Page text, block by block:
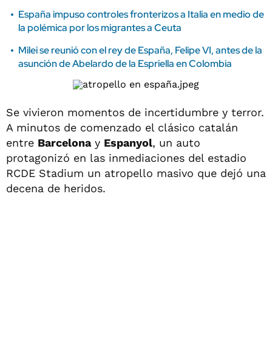
España impuso controles fronterizos a Italia en medio de
la polémica por los migrantes a Ceuta
Milei se reunió con el rey de España, Felipe VI, antes de la
asunción de Abelardo de la Espriella en Colombia
Se vivieron momentos de incertidumbre y terror.
A minutos de comenzado el clásico catalán
entre Barcelonay Espanyol, un auto
protagonizó en las inmediaciones del estadio
RCDE Stadium un atropello masivo que dejó una
decena de heridos.